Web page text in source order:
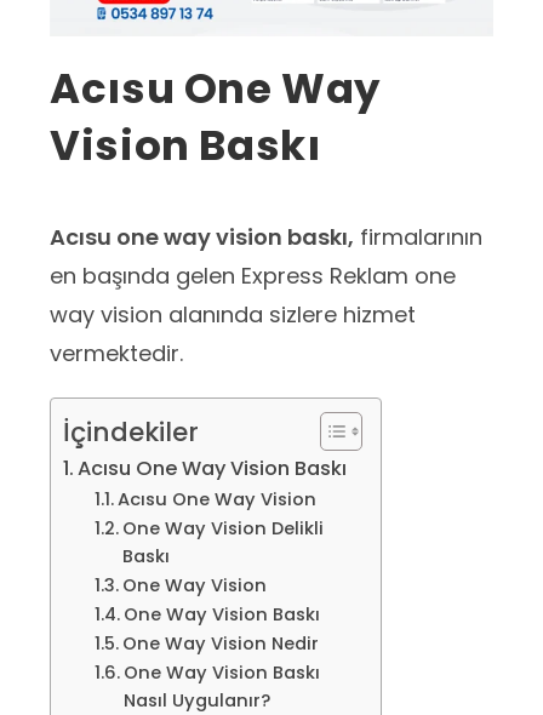
Acısu One Way
Vision Baskı
Acısu one way vision baskı, firmalarının
en başında gelen Express Reklam one
way vision alanında sizlere hizmet
vermektedir.
İçindekiler
Acısu One Way Vision Baskı
Acısu One Way Vision
One Way Vision Delikli
Baskı
One Way Vision
One Way Vision Baskı
One Way Vision Nedir
One Way Vision Baskı
Nasıl Uygulanır?